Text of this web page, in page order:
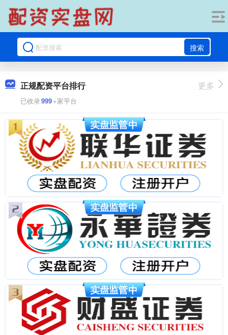
搜索
正规配资平台排行
已收录999+家平台
更多